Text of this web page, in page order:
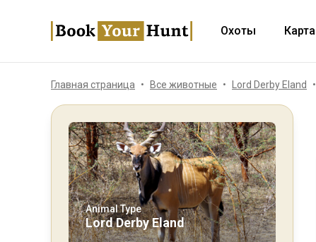
Охоты Карта
Главная страница Все животные Lord Derby Eland
Animal Type
Lord Derby Eland